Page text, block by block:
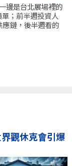
邊是台北展場裡的
；前半週投資人
鏈，後半週看的
觀休克會引爆